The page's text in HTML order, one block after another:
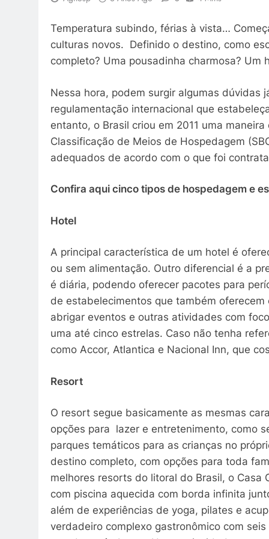
Temperatura subindo, férias à vista…
culturas novos. Definido o destino, como
completo? Uma pousadinha charmosa?
Nessa hora, podem surgir algumas dúvidas
regulamentação internacional que
entanto, o Brasil criou em 2011 uma
Classificação de Meios de Hospedagem
adequados de acordo com o que foi
Confira aqui cinco tipos de hospedagem e
Hotel
A principal característica de um hotel é
ou sem alimentação. Outro diferencial é a
é diária, podendo oferecer pacotes para
de estabelecimentos que também
abrigar eventos e outras atividades com
uma até cinco estrelas. Caso não tenha
como Accor, Atlantica e Nacional Inn, que
Resort
O resort segue basicamente as mesmas
opções para lazer e entretenimento, como
parques temáticos para as crianças no
destino completo, com opções para toda
melhores resorts do litoral do Brasil, o Casa
com piscina aquecida com borda infinita
além de experiências de yoga, pilates e
verdadeiro complexo gastronômico com